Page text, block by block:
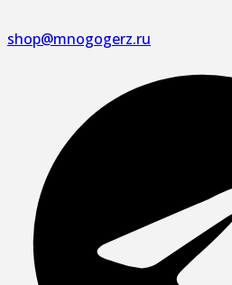
shop@mnogogerz.ru